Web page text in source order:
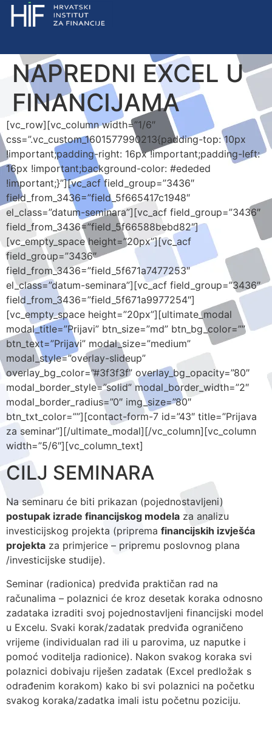
NAPREDNI EXCEL U
FINANCIJAMA
[vc_row][vc_column width=”1/6″
css=”.vc_custom_1601577990213{padding-top: 10px
!important;padding-right: 16px !important;padding-left:
16px !important;background-color: #ededed
!important;}”][vc_acf field_group=”3436″
field_from_3436=”field_5f665417c1948″
el_class=”datum-seminara”][vc_acf field_group=”3436″
field_from_3436=”field_5f66588bebd82″]
[vc_empty_space height=”20px”][vc_acf
field_group=”3436″
field_from_3436=”field_5f671a7477253″
el_class=”datum-seminara”][vc_acf field_group=”3436″
field_from_3436=”field_5f671a9977254″]
[vc_empty_space height=”20px”][ultimate_modal
modal_title=”Prijavi” btn_size=”md” btn_bg_color=””
btn_text=”Prijavi” modal_size=”medium”
modal_style=”overlay-slideup”
overlay_bg_color=”#3f3f3f” overlay_bg_opacity=”80″
modal_border_style=”solid” modal_border_width=”2″
modal_border_radius=”0″ img_size=”80″
btn_txt_color=””][contact-form-7 id=”43″ title=”Prijava
za seminar”][/ultimate_modal][/vc_column][vc_column
width=”5/6″][vc_column_text]
CILJ SEMINARA
Na seminaru će biti prikazan (pojednostavljeni)
postupak izrade financijskog modela za analizu
investicijskog projekta (priprema financijskih izvješća
projekta za primjerice – pripremu poslovnog plana
/investicijske studije).
Seminar (radionica) predviđa praktičan rad na
računalima – polaznici će kroz desetak koraka odnosno
zadataka izraditi svoj pojednostavljeni financijski model
u Excelu. Svaki korak/zadatak predviđa ograničeno
vrijeme (individualan rad ili u parovima, uz naputke i
pomoć voditelja radionice). Nakon svakog koraka svi
polaznici dobivaju riješen zadatak (Excel predložak s
odrađenim korakom) kako bi svi polaznici na početku
svakog koraka/zadatka imali istu početnu poziciju.